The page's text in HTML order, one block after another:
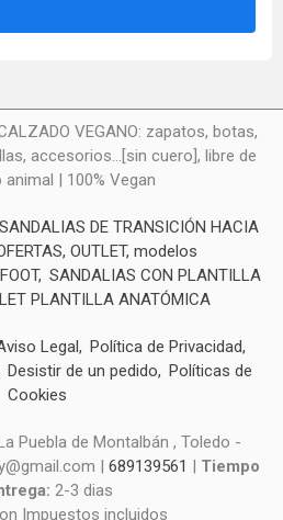
VEGANO: zapatos, botas,
accesorios...[sin cuero], libre de
| 100% Vegan
SANDALIAS DE TRANSICIÓN HACIA
OUTLET, modelos
SANDALIAS CON PLANTILLA
PLANTILLA ANATÓMICA
Legal
Política de Privacidad
Desistir de un pedido
Políticas de
Cookies
Puebla de Montalbán , Toledo -
| 689139561 | Tiempo
2-3 dias
Impuestos incluidos